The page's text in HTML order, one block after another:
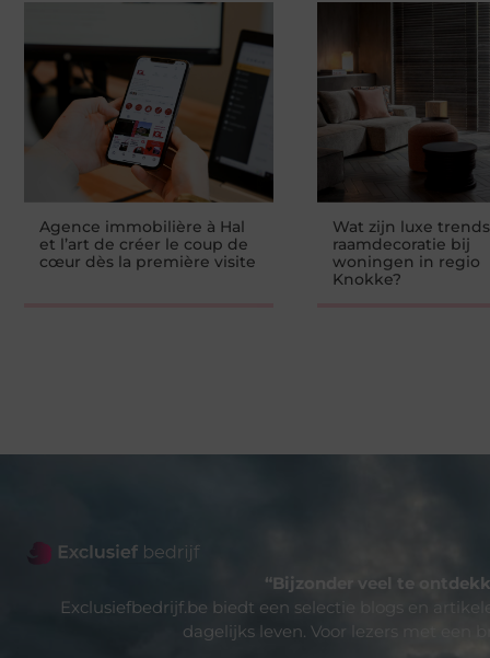
Agence immobilière à Hal
et l’art de créer le coup de
cœur dès la première visite
Wat zijn luxe
raamdecoratie bij
woningen in regio
Knokke?
“Bijzonder veel te
Exclusiefbedrijf.be biedt een selectie blogs en
dagelijks leven. Voor lezers met een